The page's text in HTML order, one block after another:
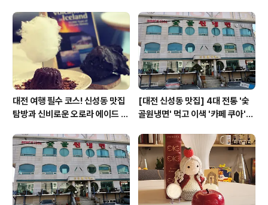
대전 여행 필수 코스! 신성동 맛집
탐방과 신비로운 오로라 에이드 체
[대전 신성동 맛집] 4대 전통 '숯
골원냉면' 먹고 이색 '카페 쿠아'로